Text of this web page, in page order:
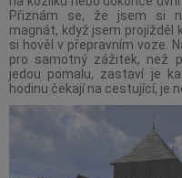
Přiznám se, že jsem si
magnát, když jsem projížděl
si hověl v přepravním voze.
pro samotný zážitek, než
jedou pomalu, zastaví je
hodinu čekají na cestující, je